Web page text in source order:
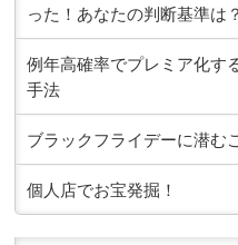
った！あなたの判断基準は？
例年高確率でプレミア化す
手法
ブラックフライデーに潜む
個人店でお宝発掘！